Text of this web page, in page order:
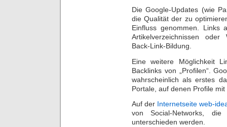
Die Google-Updates (wie
die Qualität der zu
Einfluss genommen. Links
Artikelverzeichnissen
Back-Link-Bildung.
Eine weitere Möglichkeit
Backlinks von „Profilen“.
wahrscheinlich als erstes
Portale, auf denen Profile
Auf der Internetseite web-
von Social-Networks,
unterschieden werden.